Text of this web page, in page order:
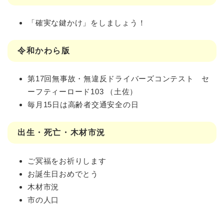
「確実な鍵かけ」をしましょう！
令和かわら版
第17回無事故・無違反ドライバーズコンテスト セ
ーフティーロード103 （土佐）
毎月15日は高齢者交通安全の日
出生・死亡・木材市況
ご冥福をお祈りします
お誕生日おめでとう
木材市況
市の人口